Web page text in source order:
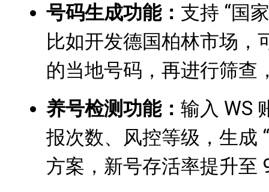
号码生成功能： 支持 “国
比如开发德国柏林市场，
的当地号码，再进行筛查
养号检测功能： 输入 WS
报次数、风控等级，生成
方案，新号存活率提升至